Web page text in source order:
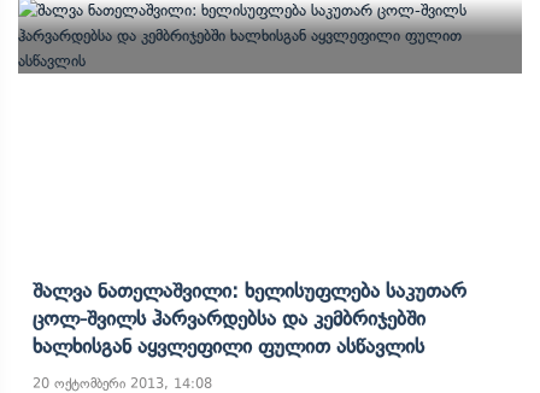
Შალვა Ნათელაშვილი: Ხელისუფლება Საკუთარ
Ცოლ-Შვილს Ჰარვარდებსა Და Კემბრიჯებში
Ხალხისგან Აყვლეფილი Ფულით Ასწავლის
20 ოქტომბერი 2013, 14:08